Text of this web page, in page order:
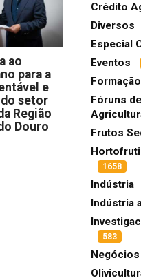
ao
para a
e
setor
Região
Douro
Crédito
Diversos
Especial
Eventos
Formação
Fóruns
Frutos
1658
Indústria
Indústria
583
Negócios